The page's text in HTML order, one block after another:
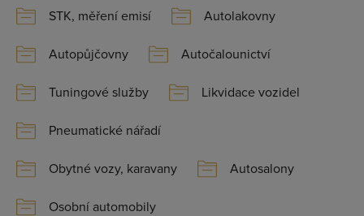
STK, měření emisí Autolakovny
Autopůjčovny Autočalounictví
Tuningové služby Likvidace vozidel
Pneumatické nářadí
Obytné vozy, karavany Autosalony
Osobní automobily